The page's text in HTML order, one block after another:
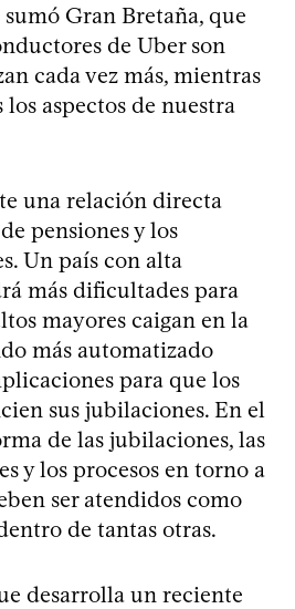
Gran Bretaña, que
de Uber son
cada vez más, mientras
aspectos de nuestra
una relación directa
pensiones y los
Un país con alta
más dificultades para
mayores caigan en la
más automatizado
para que los
sus jubilaciones. En el
de las jubilaciones, las
y los procesos en torno a
ser atendidos como
de tantas otras.
desarrolla un reciente